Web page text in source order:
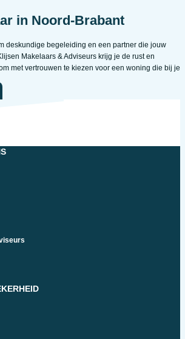
in Noord-Brabant
deskundige begeleiding en een partner die jouw
Makelaars & Adviseurs krijg je de rust en
met vertrouwen te kiezen voor een woning die bij je